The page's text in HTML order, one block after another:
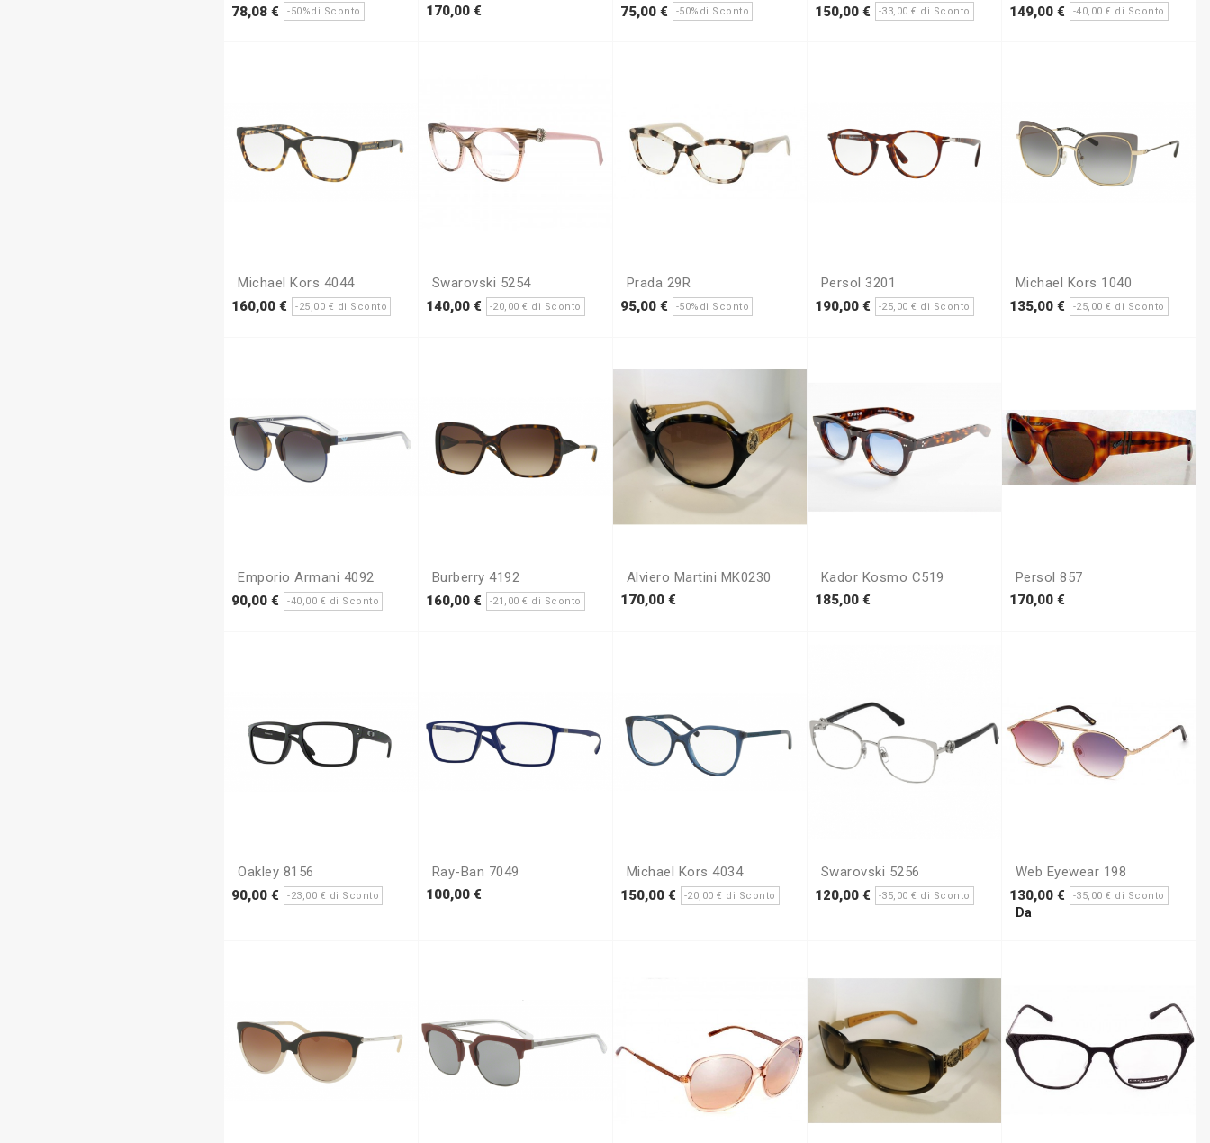
78,08 €
Prezzo
base
-50%di Sconto
170,00 €
75,00 €
Prezzo
base
-50%di Sconto
150,00 €
Prezzo
base
-33,00 € di Sconto Prezzo149,00 €
Prezzo
base
-40,00 € di Sconto
Michael Kors 4044
160,00 € Prezzo
base
-25,00 € di Sconto Prezzo
Swarovski 5254
140,00 € Prezzo
base
-20,00 € di Sconto Prezzo
Prada 29R
95,00 € Prezzo
base
-50%di Sconto
Persol 3201
190,00 € Prezzo
base
-25,00 € di Sconto Prezzo
Michael Kors 1040
135,00 € Prezzo
base
-25,00 € di Sconto
Emporio Armani 4092
90,00 €
Prezzo
base
-40,00 € di Sconto Prezzo
Burberry 4192
160,00 €
Prezzo
base
-21,00 € di Sconto Prezzo
Alviero Martini MK0230
170,00 €
Kador Kosmo C519
185,00 €
Persol 857
170,00 €
Oakley 8156
90,00 €
Prezzo
base
-23,00 € di Sconto Prezzo
Ray-Ban 7049
100,00 €
Michael Kors 4034
150,00 €
Prezzo
base
-20,00 € di Sconto Prezzo
Swarovski 5256
120,00 €
Prezzo
base
-35,00 € di Sconto Prezzo
Web Eyewear 198
130,00 €
Prezzo
base
-35,00 € di Sconto
Da